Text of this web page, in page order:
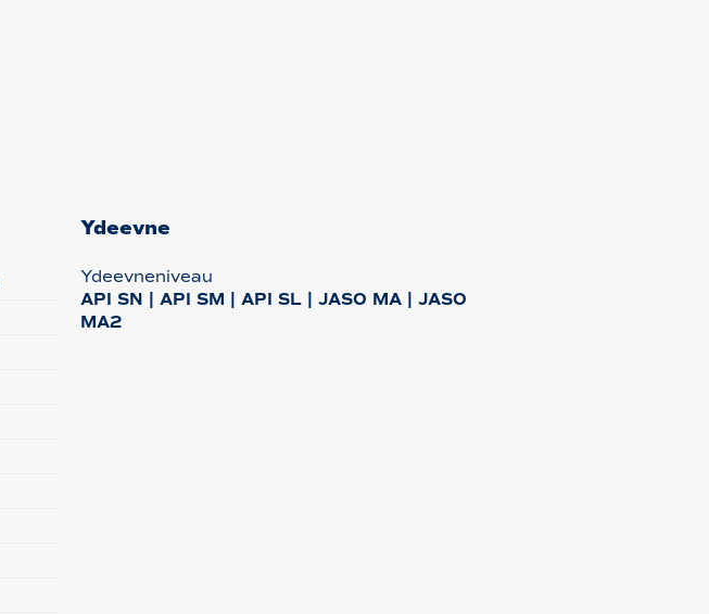
Ydeevne
Ydeevneniveau
API SN | API SM | API SL | JASO MA | JASO
MA2